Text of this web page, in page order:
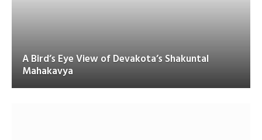
A Bird’s Eye View of Devakota’s Shakuntal
Mahakavya